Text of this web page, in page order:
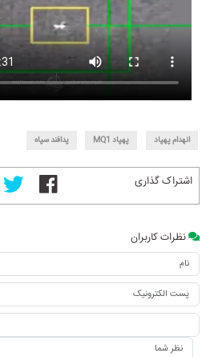
انهدام پهپاد پهپاد MQ1 پدافند سپاه
اشتراک گذاری
نظرات کاربران